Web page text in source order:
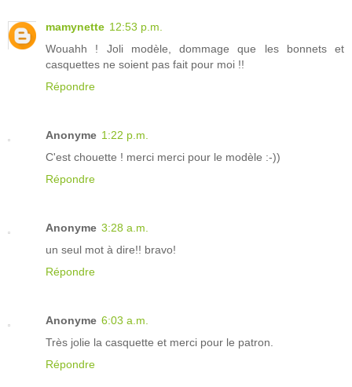
mamynette 12:53 p.m.
Wouahh ! Joli modèle, dommage que les bonnets et
casquettes ne soient pas fait pour moi !!
Répondre
Anonyme 1:22 p.m.
C'est chouette ! merci merci pour le modèle :-))
Répondre
Anonyme 3:28 a.m.
un seul mot à dire!! bravo!
Répondre
Anonyme 6:03 a.m.
Très jolie la casquette et merci pour le patron.
Répondre